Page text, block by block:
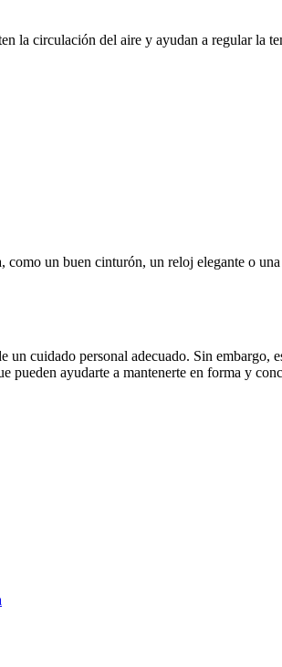
la circulación del aire y ayudan a regular la
un buen cinturón, un reloj elegante o
cuidado personal adecuado. Sin embargo,
pueden ayudarte a mantenerte en forma y